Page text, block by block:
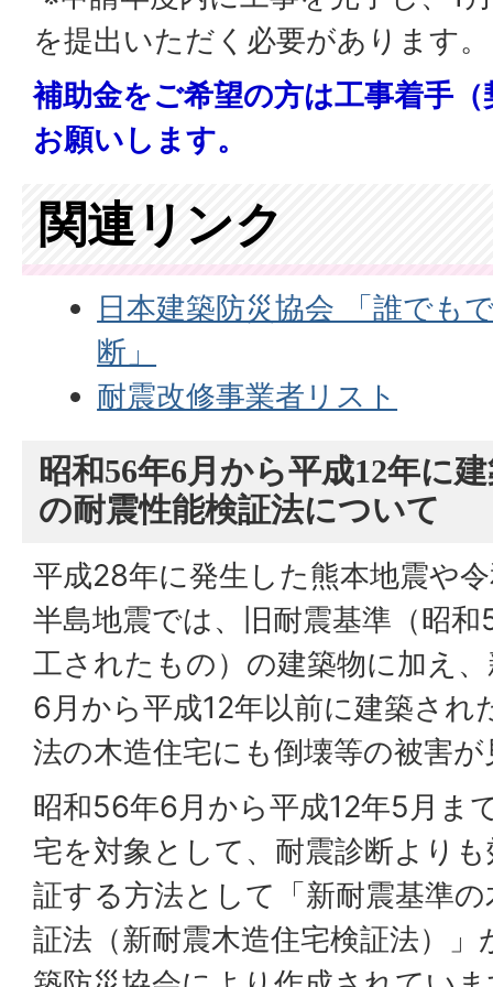
を提出いただく必要があります。
補助金をご希望の方は工事着手
お願いします。
関連リンク
日本建築防災協会 「誰でも
断」
耐震改修事業者リスト
昭和56年6月から平成12年に
の耐震性能検証法について
平成28年に発生した熊本地震や
半島地震では、旧耐震基準（昭
工されたもの）の建築物に加え
6月から平成12年以前に建築され
法の木造住宅にも倒壊等の被害
昭和56年6月から平成12年5月ま
宅を対象として、耐震診断より
証する方法として「新耐震基準
証法（新耐震木造住宅検証法）」